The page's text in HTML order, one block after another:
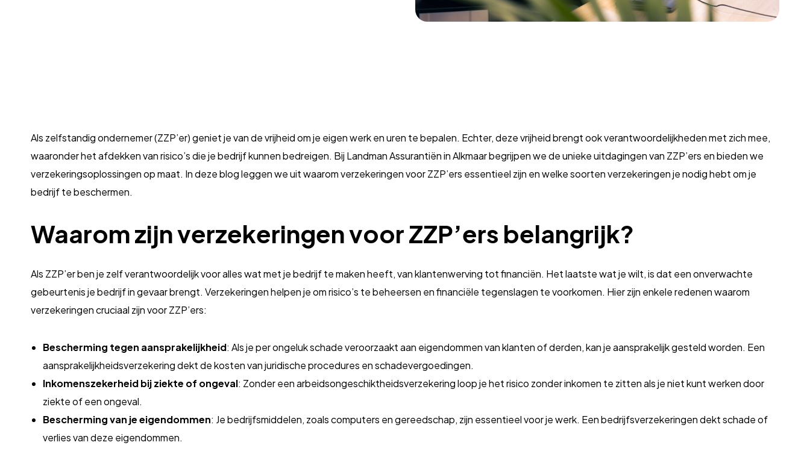
Als zelfstandig ondernemer (ZZP’er) geniet je van de vrijheid om je eigen werk en uren te bepalen. Echter, deze vrijheid brengt ook verantwoordelijkheden met zich mee,
waaronder het afdekken van risico’s die je bedrijf kunnen bedreigen. Bij Landman Assurantiën in Alkmaar begrijpen we de unieke uitdagingen van ZZP’ers en bieden we
verzekeringsoplossingen op maat. In deze blog leggen we uit waarom verzekeringen voor ZZP’ers essentieel zijn en welke soorten verzekeringen je nodig hebt om je
bedrijf te beschermen.
Waarom zijn verzekeringen voor ZZP’ers belangrijk?
Als ZZP’er ben je zelf verantwoordelijk voor alles wat met je bedrijf te maken heeft, van klantenwerving tot financiën. Het laatste wat je wilt, is dat een onverwachte
gebeurtenis je bedrijf in gevaar brengt. Verzekeringen helpen je om risico’s te beheersen en financiële tegenslagen te voorkomen. Hier zijn enkele redenen waarom
verzekeringen cruciaal zijn voor ZZP’ers:
Bescherming tegen aansprakelijkheid: Als je per ongeluk schade veroorzaakt aan eigendommen van klanten of derden, kan je aansprakelijk gesteld worden. Een
aansprakelijkheidsverzekering dekt de kosten van juridische procedures en schadevergoedingen.
Inkomenszekerheid bij ziekte of ongeval: Zonder een arbeidsongeschiktheidsverzekering loop je het risico zonder inkomen te zitten als je niet kunt werken door
ziekte of een ongeval.
Bescherming van je eigendommen: Je bedrijfsmiddelen, zoals computers en gereedschap, zijn essentieel voor je werk. Een bedrijfsverzekeringen dekt schade of
verlies van deze eigendommen.